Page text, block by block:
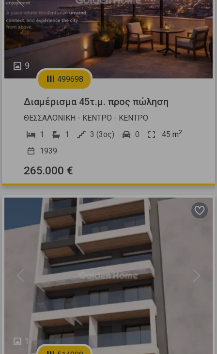
9
Previous Next
499698
Διαμέρισμα 45τ.μ. προς πώληση
ΘΕΣΣΑΛΟΝΙΚΗ - ΚΕΝΤΡΟ - ΚΕΝΤΡΟ
1
1 3 (3ος) 0 45 m2
1939
265.000 €
1
Previous Next